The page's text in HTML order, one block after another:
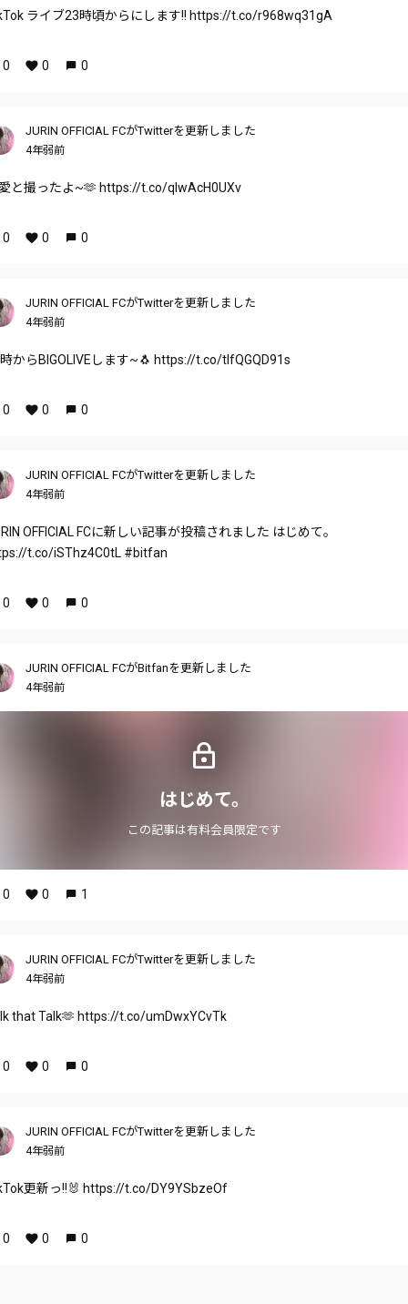
ライブ23時頃からにします!! https://t.co/r968wq31gA
0 0 0
JURIN OFFICIAL FCがTwitterを更新しました
4年弱前
と撮ったよ~🫶 https://t.co/qlwAcH0UXv
0 0 0
JURIN OFFICIAL FCがTwitterを更新しました
4年弱前
からBIGOLIVEします~🐧 https://t.co/tIfQGQD91s
0 0 0
JURIN OFFICIAL FCがTwitterを更新しました
4年弱前
OFFICIAL FCに新しい記事が投稿されました はじめて。
t.co/iSThz4C0tL #bitfan
0 0 0
JURIN OFFICIAL FCがBitfanを更新しました
4年弱前
はじめて。
この記事は有料会員限定です
0 0 1
JURIN OFFICIAL FCがTwitterを更新しました
4年弱前
that Talk🫶 https://t.co/umDwxYCvTk
0 0 0
JURIN OFFICIAL FCがTwitterを更新しました
4年弱前
更新っ!!🐰 https://t.co/DY9YSbzeOf
0 0 0